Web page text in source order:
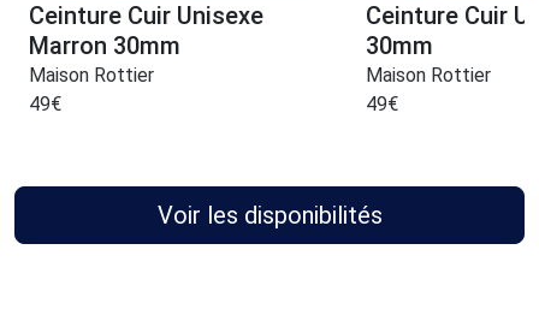
Ceinture Cuir Unisexe
Marron 30mm
Maison Rottier
49€
Ceinture Cuir
30mm
Maison Rottier
49€
Voir les disponibilités